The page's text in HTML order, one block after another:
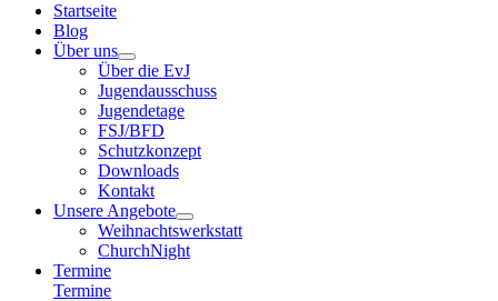
Startseite
Blog
Über uns
Über die EvJ
Jugendausschuss
Jugendetage
FSJ/BFD
Schutzkonzept
Downloads
Kontakt
Unsere Angebote
Weihnachtswerkstatt
ChurchNight
Termine
Termine